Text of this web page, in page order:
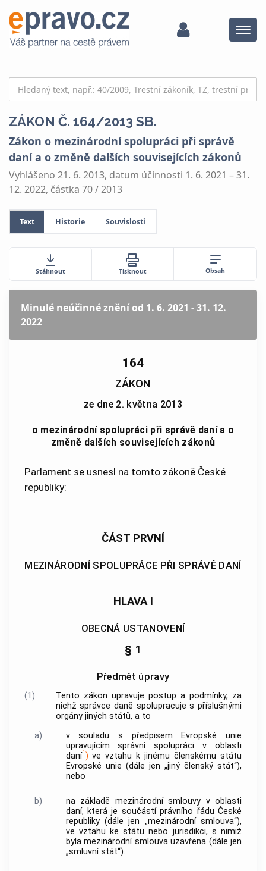
Menu
ZÁKON Č. 164/2013 SB.
Zákon o mezinárodní spolupráci při správě
daní a o změně dalších souvisejících zákonů
Vyhlášeno 21. 6. 2013, datum účinnosti 1. 6. 2021 – 31.
12. 2022, částka 70 / 2013
Text Historie Souvislosti
Stáhnout Tisknout Obsah
Minulé neúčinné zněníod 1. 6. 2021 - 31. 12.
2022
164
ZÁKON
ze dne 2. května 2013
o mezinárodní spolupráci při správě daní a o
změně dalších souvisejících zákonů
Parlament se usnesl na tomto zákoně České
republiky:
ČÁST PRVNÍ
MEZINÁRODNÍ SPOLUPRÁCE PŘI SPRÁVĚ DANÍ
HLAVA I
OBECNÁ USTANOVENÍ
§ 1
Předmět úpravy
(1)
Tento zákon upravuje postup a podmínky, za
nichž správce daně spolupracuje s příslušnými
orgány jiných států, a to
a)
v souladu s předpisem Evropské unie
upravujícím správní spolupráci v oblasti
daní1) ve vztahu k jinému členskému státu
Evropské unie (dále jen „jiný členský stát“),
nebo
b)
na základě mezinárodní smlouvy v oblasti
daní, která je součástí právního řádu České
republiky (dále jen „mezinárodní smlouva“),
ve vztahu ke státu nebo jurisdikci, s nimiž
byla mezinárodní smlouva uzavřena (dále jen
„smluvní stát“).